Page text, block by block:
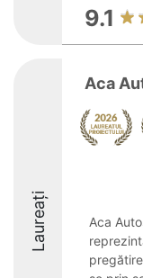
9.1
Laureați
Aca
Aca